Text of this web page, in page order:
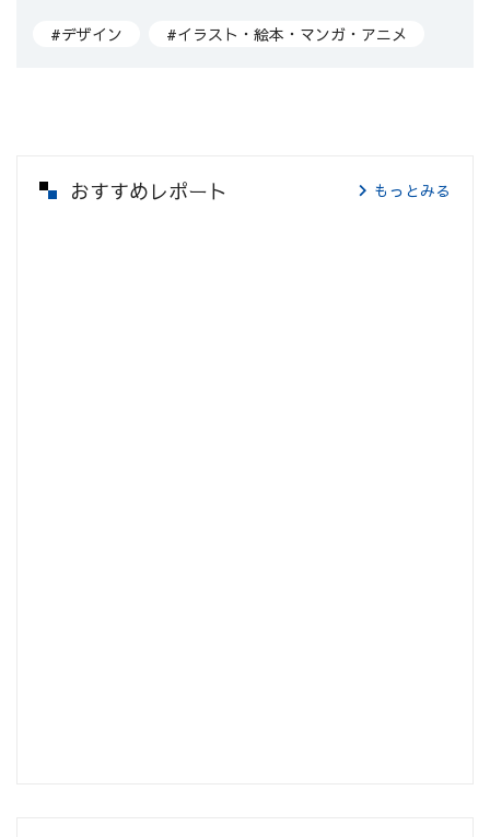
#デザイン #イラスト・絵本・マンガ・アニメ
おすすめレポート もっとみる